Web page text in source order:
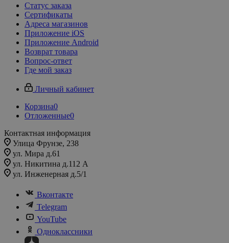
Статус заказа
Сертификаты
Адреса магазинов
Приложение iOS
Приложение Android
Возврат товара
Вопрос-ответ
Где мой заказ
Личный кабинет
Корзина0
Отложенные0
Контактная информация
Улица Фрунзе, 238​
ул. Мира д.61
ул. Никитина д.112 А
ул. Инженерная д.5/1
Вконтакте
Telegram
YouTube
Одноклассники